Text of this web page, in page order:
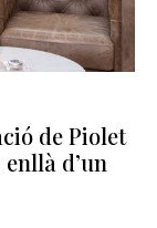
de Piolet
d’un